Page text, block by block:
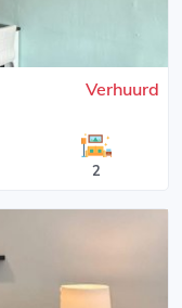
Verhuurd
2